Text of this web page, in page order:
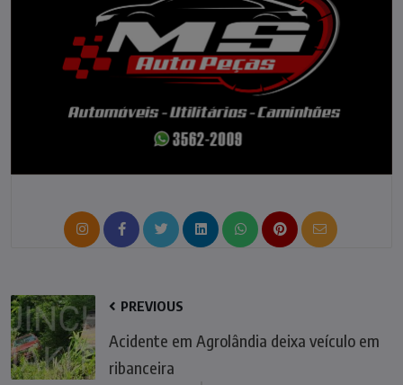
PREVIOUS
Acidente em Agrolândia deixa veículo em
ribanceira